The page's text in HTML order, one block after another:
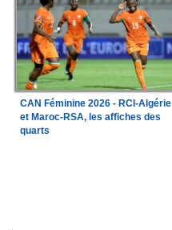
CAN Féminine 2026 - RCI-Algérie
et Maroc-RSA, les affiches des
quarts